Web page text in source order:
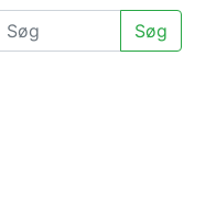
Søg